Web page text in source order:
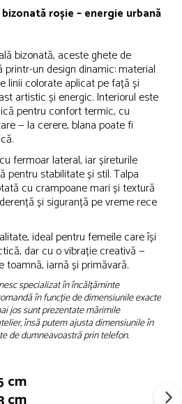
roșie – energie urbană
bizonată, aceste ghete de
un design dinamic: material
linii colorate aplicat pe față și
artistic și energic. Interiorul este
pentru confort termic, cu
— la cerere, blana poate fi
fermoar lateral, iar șireturile
pentru stabilitate și stil. Talpa
cu crampoane mari și textură
și siguranță pe vreme rece
ideal pentru femeile care își
dar cu o vibrație creativă —
toamnă, iarnă și primăvară.
specializat în încălțăminte
în funcție de dimensiunile exacte
jos sunt prezentate mărimile
însă putem ajusta dimensiunile în
de dumneavoastră prin telefon.
cm